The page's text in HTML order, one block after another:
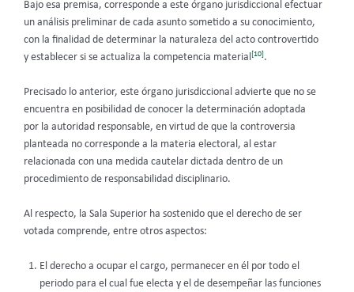
Bajo esa premisa, corresponde a este órgano jurisdiccional efectuar
un análisis preliminar de cada asunto sometido a su conocimiento,
con la finalidad de determinar la naturaleza del acto controvertido
y establecer si se actualiza la competencia material [10].
Precisado lo anterior, este órgano jurisdiccional advierte que no se
encuentra en posibilidad de conocer la determinación adoptada
por la autoridad responsable, en virtud de que la controversia
planteada no corresponde a la materia electoral, al estar
relacionada con una medida cautelar dictada dentro de un
procedimiento de responsabilidad disciplinario.
Al respecto, la Sala Superior ha sostenido que el derecho de ser
votada comprende, entre otros aspectos:
El derecho a ocupar el cargo, permanecer en él por todo el
periodo para el cual fue electa y el de desempeñar las funciones